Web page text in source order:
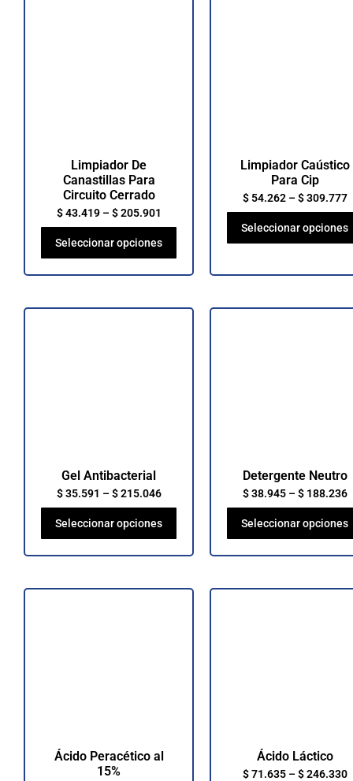
Limpiador De
Canastillas Para
Circuito Cerrado
$43.419–$205.901
Seleccionar opciones
Limpiador Caústico
Para Cip
$54.262–$309.777
Seleccionar opciones
Gel Antibacterial
$35.591 –$215.046
Seleccionar opciones
Detergente Neutro
$38.945–$188.236
Seleccionar opciones
Ácido Peracético al
15%
Ácido Láctico
$71.635–$246.330